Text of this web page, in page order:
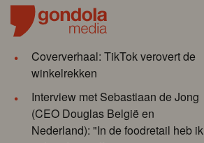
Coververhaal: TikTok verovert de
winkelrekken
Interview met Sebastiaan de Jong
(CEO Douglas België en
Nederland): "In de foodretail heb ik